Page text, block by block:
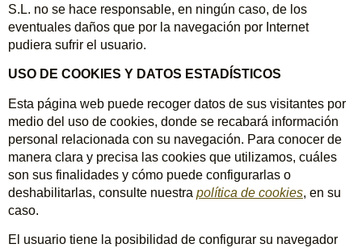
S.L. no se hace responsable, en ningún caso, de los
eventuales daños que por la navegación por Internet
pudiera sufrir el usuario.
USO DE COOKIES Y DATOS ESTADÍSTICOS
Esta página web puede recoger datos de sus visitantes por
medio del uso de cookies, donde se recabará información
personal relacionada con su navegación. Para conocer de
manera clara y precisa las cookies que utilizamos, cuáles
son sus finalidades y cómo puede configurarlas o
deshabilitarlas, consulte nuestra política de cookies, en su
caso.
El usuario tiene la posibilidad de configurar su navegador